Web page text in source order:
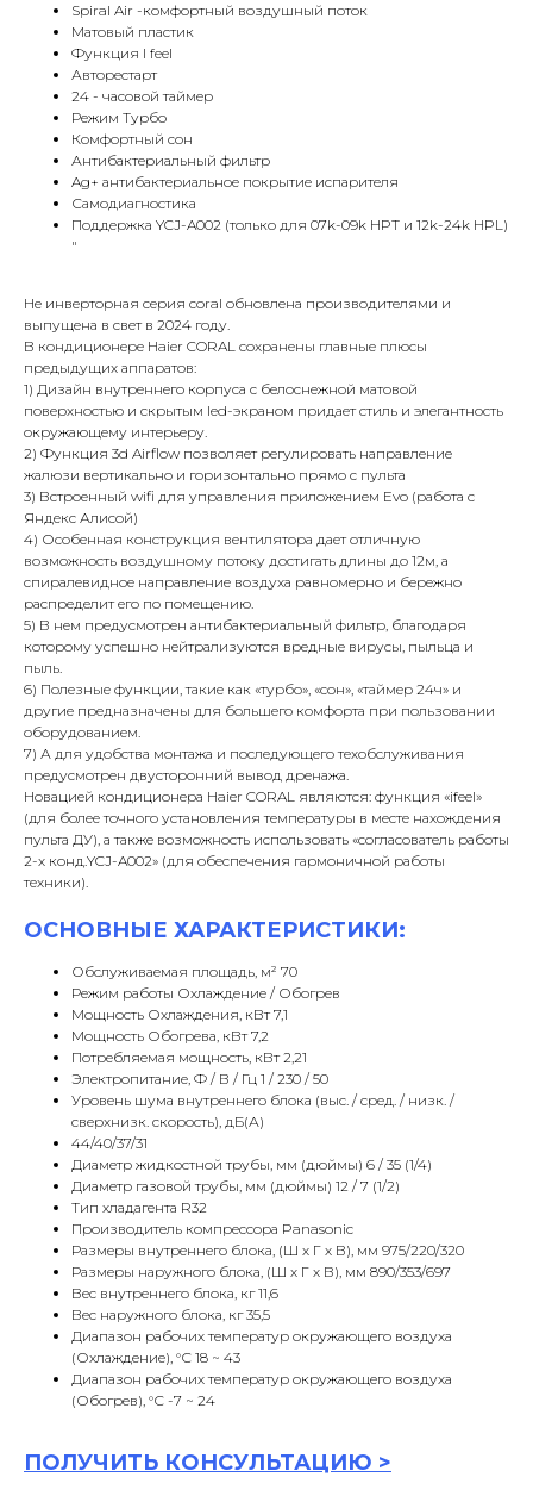
Spiral Air -комфортный воздушный поток
Матовый пластик
Функция I feel
Авторестарт
24 - часовой таймер
Режим Турбо
Комфортный сон
Антибактериальный фильтр
Ag+ антибактериальное покрытие испарителя
Самодиагностика
Поддержка YCJ-A002 (только для 07k-09k HPT и 12k-24k HPL)
"
Не инверторная серия coral обновлена производителями и
выпущена в свет в 2024 году.
В кондиционере Haier CORAL сохранены главные плюсы
предыдущих аппаратов:
1) Дизайн внутреннего корпуса с белоснежной матовой
поверхностью и скрытым led-экраном придает стиль и элегантность
окружающему интерьеру.
2) Функция 3d Airflow позволяет регулировать направление
жалюзи вертикально и горизонтально прямо с пульта
3) Встроенный wifi для управления приложением Evo (работа с
Яндекс Алисой)
4) Особенная конструкция вентилятора дает отличную
возможность воздушному потоку достигать длины до 12м, а
спиралевидное направление воздуха равномерно и бережно
распределит его по помещению.
5) В нем предусмотрен антибактериальный фильтр, благодаря
которому успешно нейтрализуются вредные вирусы, пыльца и
пыль.
6) Полезные функции, такие как «турбо», «сон», «таймер 24ч» и
другие предназначены для большего комфорта при пользовании
оборудованием.
7) А для удобства монтажа и последующего техобслуживания
предусмотрен двусторонний вывод дренажа.
Новацией кондиционера Haier CORAL являются: функция «ifeel»
(для более точного установления температуры в месте нахождения
пульта ДУ), а также возможность использовать «согласователь работы
2-х конд.YCJ-A002» (для обеспечения гармоничной работы
техники).
ОСНОВНЫЕ ХАРАКТЕРИСТИКИ:
Обслуживаемая площадь, м² 70
Режим работы Охлаждение / Обогрев
Мощность Охлаждения, кВт 7,1
Мощность Обогрева, кВт 7,2
Потребляемая мощность, кВт 2,21
Электропитание, Ф / В / Гц 1 / 230 / 50
Уровень шума внутреннего блока (выс. / сред. / низк. /
сверхнизк. скорость), дБ(А)
44/40/37/31
Диаметр жидкостной трубы, мм (дюймы) 6 / 35 (1/4)
Диаметр газовой трубы, мм (дюймы) 12 / 7 (1/2)
Тип хладагента R32
Производитель компрессора Panasonic
Размеры внутреннего блока, (Ш х Г х В), мм 975/220/320
Размеры наружного блока, (Ш х Г х В), мм 890/353/697
Вес внутреннего блока, кг 11,6
Вес наружного блока, кг 35,5
Диапазон рабочих температур окружающего воздуха
(Охлаждение), °С 18 ~ 43
Диапазон рабочих температур окружающего воздуха
(Обогрев), °С -7 ~ 24
ПОЛУЧИТЬ КОНСУЛЬТАЦИЮ >